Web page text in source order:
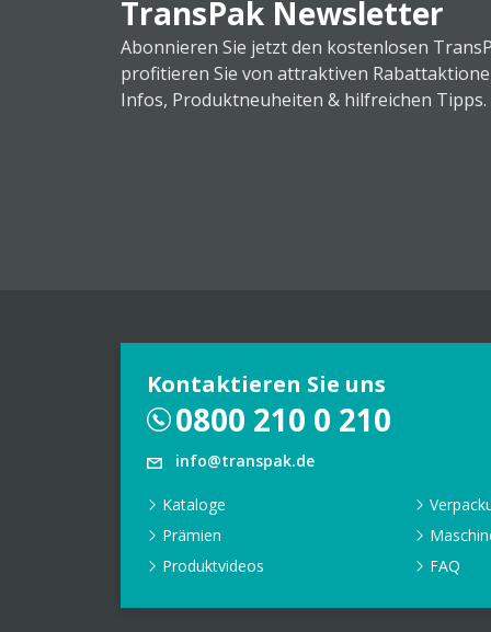
TransPak Newsletter
Abonnieren Sie jetzt den kostenlosen
profitieren Sie von attraktiven
Infos, Produktneuheiten & hilfreichen Tipps.
Kontaktieren Sie uns
0800 210 0 210
info@transpak.de
Kataloge
Prämien
Produktvideos
FAQ